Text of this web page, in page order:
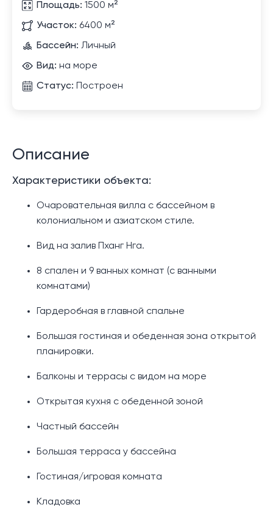
Площадь: 1500 м²
Участок: 6400 м²
Бассейн: Личный
Вид: на море
Статус: Построен
Описание
Характеристики объекта:
Очаровательная вилла с бассейном в
колониальном и азиатском стиле.
Вид на залив Пханг Нга.
8 спален и 9 ванных комнат (с ванными
комнатами)
Гардеробная в главной спальне
Большая гостиная и обеденная зона открытой
планировки.
Балконы и террасы с видом на море
Открытая кухня с обеденной зоной
Частный бассейн
Большая терраса у бассейна
Гостиная/игровая комната
Кладовка